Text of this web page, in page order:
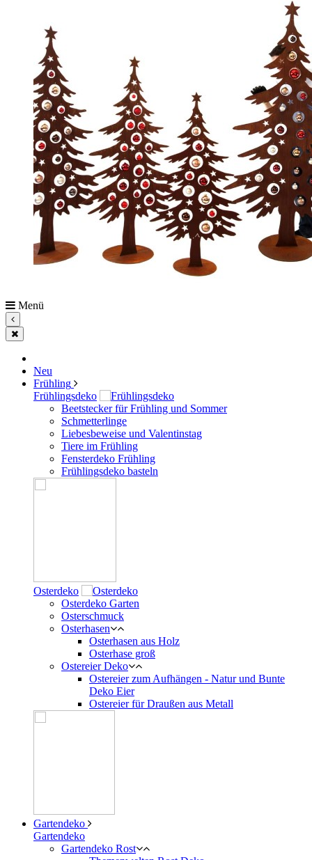
Menü
Neu
Frühling
Frühlingsdeko
Beetstecker für Frühling und Sommer
Schmetterlinge
Liebesbeweise und Valentinstag
Tiere im Frühling
Fensterdeko Frühling
Frühlingsdeko basteln
Osterdeko
Osterdeko Garten
Osterschmuck
Osterhasen
Osterhasen aus Holz
Osterhase groß
Ostereier Deko
Ostereier zum Aufhängen - Natur und Bunte
Deko Eier
Ostereier für Draußen aus Metall
Gartendeko
Gartendeko
Gartendeko Rost